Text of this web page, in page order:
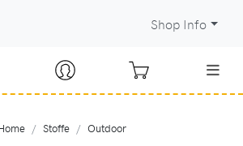
Shop Info
Stoffe Outdoor